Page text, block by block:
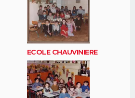
ECOLE CHAUVINIERE